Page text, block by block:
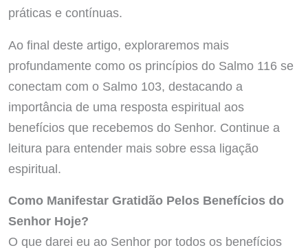
práticas e contínuas.
Ao final deste artigo, exploraremos mais
profundamente como os princípios do Salmo 116 se
conectam com o Salmo 103, destacando a
importância de uma resposta espiritual aos
benefícios que recebemos do Senhor. Continue a
leitura para entender mais sobre essa ligação
espiritual.
Como Manifestar Gratidão Pelos Benefícios do
Senhor Hoje?
O que darei eu ao Senhor por todos os benefícios